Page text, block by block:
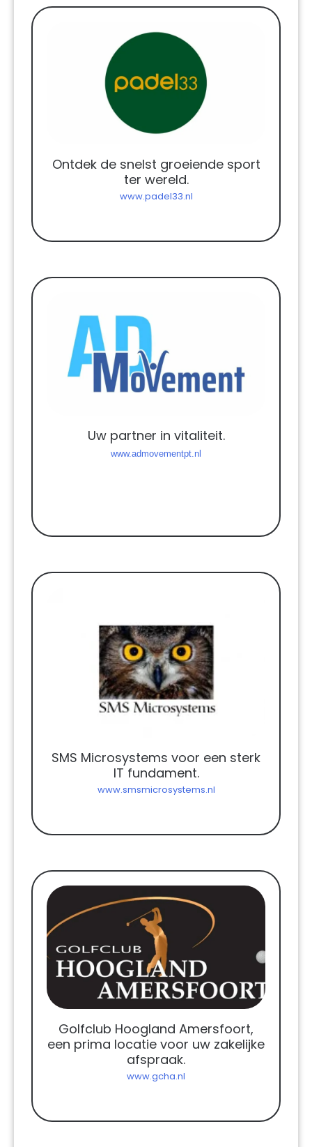
Ontdek de snelst groeiende sport
ter wereld.
www.padel33.nl
Uw partner in vitaliteit.
www.admovementpt.nl
SMS Microsystems voor een sterk
IT fundament.
www.smsmicrosystems.nl
Golfclub Hoogland Amersfoort,
een prima locatie voor uw zakelijke
afspraak.
www.gcha.nl